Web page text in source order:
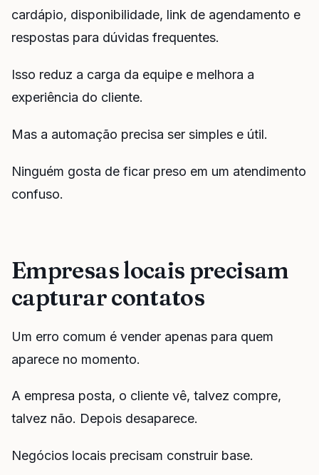
cardápio, disponibilidade, link de agendamento e
respostas para dúvidas frequentes.
Isso reduz a carga da equipe e melhora a
experiência do cliente.
Mas a automação precisa ser simples e útil.
Ninguém gosta de ficar preso em um atendimento
confuso.
Empresas locais precisam
capturar contatos
Um erro comum é vender apenas para quem
aparece no momento.
A empresa posta, o cliente vê, talvez compre,
talvez não. Depois desaparece.
Negócios locais precisam construir base.